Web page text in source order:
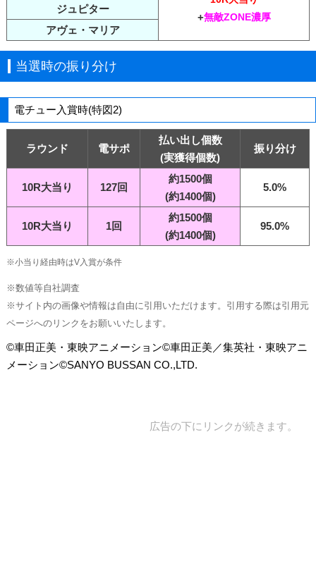
+無敵ZONE濃厚
ジュピター
アヴェ・マリア
当選時の振り分け
電チュー入賞時(特図2)
ラウンド 電サポ
払い出し個数
(実獲得個数)
振り分け
10R大当り 127回
約1500個
(約1400個)
5.0%
10R大当り 1回
約1500個
(約1400個)
95.0%
※小当り経由時はV入賞が条件
※数値等自社調査
※サイト内の画像や情報は自由に引用いただけます。引用する際は引用元
ページへのリンクをお願いいたします。
©車田正美・東映アニメーション©車田正美／集英社・東映アニ
メーション©SANYO BUSSAN CO.,LTD.
広告の下にリンクが続きます。